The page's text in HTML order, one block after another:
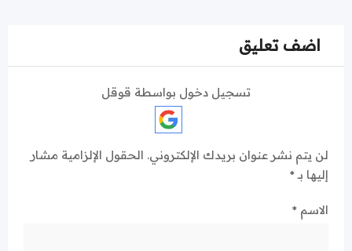
اضف تعليق
تسجيل دخول بواسطة قوقل
لن يتم نشر عنوان بريدك الإلكتروني. الحقول الإلزامية مشار
إليها بـ*
الاسم *